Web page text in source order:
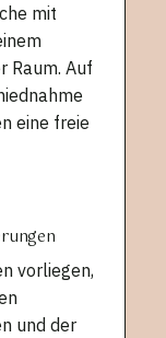
mit
Raum. Auf
eine freie
vorliegen,
und der